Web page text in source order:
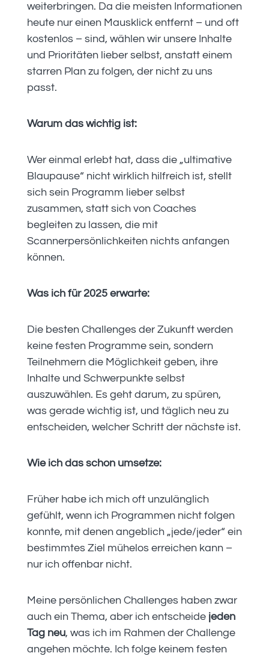
weiterbringen. Da die meisten Informationen
heute nur einen Mausklick entfernt – und oft
kostenlos – sind, wählen wir unsere Inhalte
und Prioritäten lieber selbst, anstatt einem
starren Plan zu folgen, der nicht zu uns
passt.
Warum das wichtig ist:
Wer einmal erlebt hat, dass die „ultimative
Blaupause“ nicht wirklich hilfreich ist, stellt
sich sein Programm lieber selbst
zusammen, statt sich von Coaches
begleiten zu lassen, die mit
Scannerpersönlichkeiten nichts anfangen
können.
Was ich für 2025 erwarte:
Die besten Challenges der Zukunft werden
keine festen Programme sein, sondern
Teilnehmern die Möglichkeit geben, ihre
Inhalte und Schwerpunkte selbst
auszuwählen. Es geht darum, zu spüren,
was gerade wichtig ist, und täglich neu zu
entscheiden, welcher Schritt der nächste ist.
Wie ich das schon umsetze:
Früher habe ich mich oft unzulänglich
gefühlt, wenn ich Programmen nicht folgen
konnte, mit denen angeblich „jede/jeder“ ein
bestimmtes Ziel mühelos erreichen kann –
nur ich offenbar nicht.
Meine persönlichen Challenges haben zwar
auch ein Thema, aber ich entscheide jeden
Tag neu, was ich im Rahmen der Challenge
angehen möchte. Ich folge keinem festen